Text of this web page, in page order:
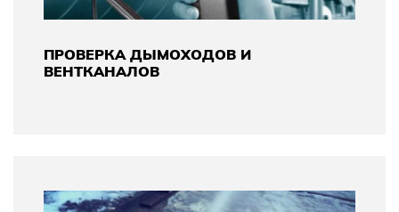
ПРОВЕРКА ДЫМОХОДОВ И
ВЕНТКАНАЛОВ